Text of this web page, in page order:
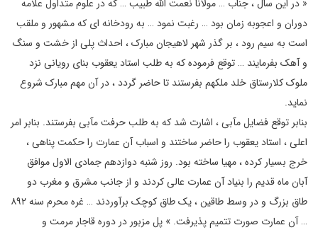
« در این سال ، جناب … مولانا نعمت الله طبیب … که در علوم متداول علامه
دوران و اعجوبه زمان بود … رغبت نمود … به رودخانه ای که مشهور و ملقب
است به سیم رود ، بر گذر شهر لاهیجان مبارک ، احداث پلی از خشت و سنگ
و آهک بفرمایند … توقع فرموده که به طلب استاد یعقوب بنای رویانی نزد
ملوک کلارستاق خلد ملکهم بفرستند تا حاضر گردد ، در آن مهم مبارک شروع
نماید.
بنابر توقع فضایل مآبی ، اشارت شد که به طلب حرفت مآبی بفرستند. بنابر امر
اعلی ، استاد یعقوب را حاضر ساختند و اسباب آن عمارت را حکمت پناهی ،
خرج بسیار کرده ، مهیا ساخته بود. روز شنبه دوازدهم جمادی الاول موافق
آبان ماه قدیم را بنیاد آن عمارت عالی کردند و از جانب مشرق و مغرب دو
طاق بزرگ و در وسط طاقین ، یک طاق کوچک برآوردند … غره محرم سنه ۸۹۲
… آن عمارت صورت تتمیم پذیرفت. » پل مزبور در دوره قاجار مرمت و